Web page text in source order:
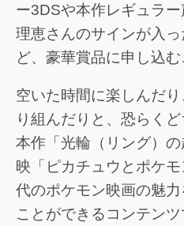
ー3DSや本作レギュラ
理恵さんのサインが入
ど、豪華賞品に申し込む
空いた時間に楽しんだ
り組んだりと、恐らく
本作「光輪（リング）
映「ピカチュウとポケ
代のポケモン映画の魅
ことができるコンテンツ